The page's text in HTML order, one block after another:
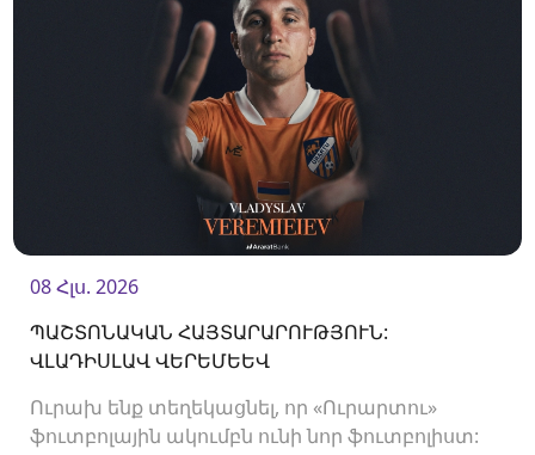
08 Հլս. 2026
ՊԱՇՏՈՆԱԿԱՆ ՀԱՅՏԱՐԱՐՈՒԹՅՈՒՆ:
ՎԼԱԴԻՍԼԱՎ ՎԵՐԵՄԵԵՎ
Ուրախ ենք տեղեկացնել, որ «Ուրարտու»
ֆուտբոլային ակումբն ունի նոր ֆուտբոլիստ: